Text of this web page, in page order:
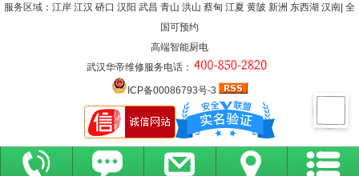
服务区域：江岸 江汉 硚口 汉阳 武昌 青山 洪山 蔡甸 江夏 黄陂 新洲 东西湖 汉南| 全
国可预约
高端智能厨电
武汉华帝维修服务电话 ：
ICP备00086793号-3